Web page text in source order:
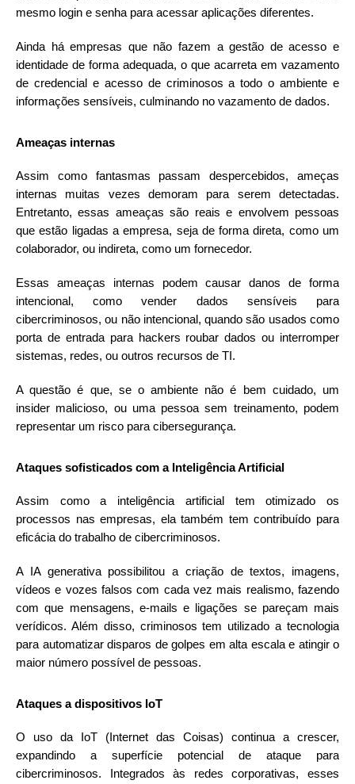
mesmo login e senha para acessar aplicações diferentes.
Ainda há empresas que não fazem a gestão de acesso e
identidade de forma adequada, o que acarreta em vazamento
de credencial e acesso de criminosos a todo o ambiente e
informações sensíveis, culminando no vazamento de dados.
Ameaças internas
Assim como fantasmas passam despercebidos, ameças
internas muitas vezes demoram para serem detectadas.
Entretanto, essas ameaças são reais e envolvem pessoas
que estão ligadas a empresa, seja de forma direta, como um
colaborador, ou indireta, como um fornecedor.
Essas ameaças internas podem causar danos de forma
intencional, como vender dados sensíveis para
cibercriminosos, ou não intencional, quando são usados como
porta de entrada para hackers roubar dados ou interromper
sistemas, redes, ou outros recursos de TI.
A questão é que, se o ambiente não é bem cuidado, um
insider malicioso, ou uma pessoa sem treinamento, podem
representar um risco para cibersegurança.
Ataques sofisticados com a Inteligência Artificial
Assim como a inteligência artificial tem otimizado os
processos nas empresas, ela também tem contribuído para
eficácia do trabalho de cibercriminosos.
A IA generativa possibilitou a criação de textos, imagens,
vídeos e vozes falsos com cada vez mais realismo, fazendo
com que mensagens, e-mails e ligações se pareçam mais
verídicos. Além disso, criminosos tem utilizado a tecnologia
para automatizar disparos de golpes em alta escala e atingir o
maior número possível de pessoas.
Ataques a dispositivos IoT
O uso da IoT (Internet das Coisas) continua a crescer,
expandindo a superfície potencial de ataque para
cibercriminosos. Integrados às redes corporativas, esses